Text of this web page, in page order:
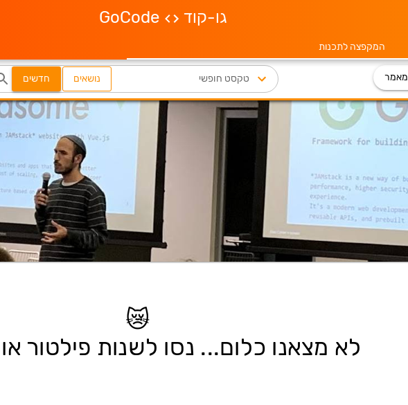
גו-קוד GoCode
המקפצה לתכנות
😿
לא מצאנו כלום... נסו לשנות פילטור או
מאמר נושאים חדשים